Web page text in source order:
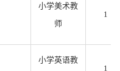
小学美术教
师
1
小学英语教
1